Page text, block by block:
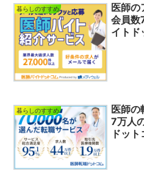
暮らしのすすめ
医師の
会員数
イトド
暮らしのすすめ
医師の
7万人
ドッ